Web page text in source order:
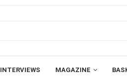
INTERVIEWS MAGAZINE